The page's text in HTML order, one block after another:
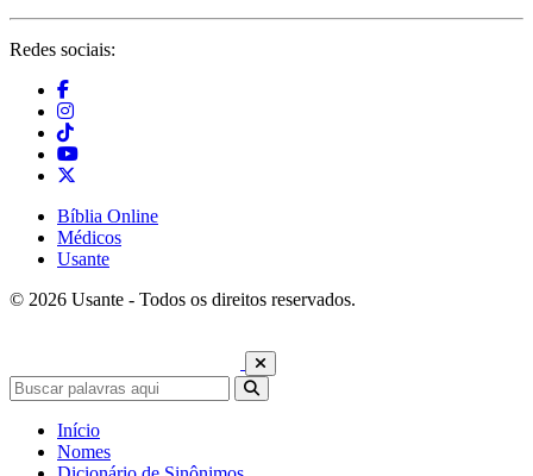
Redes sociais:
Bíblia Online
Médicos
Usante
© 2026 Usante - Todos os direitos reservados.
Início
Nomes